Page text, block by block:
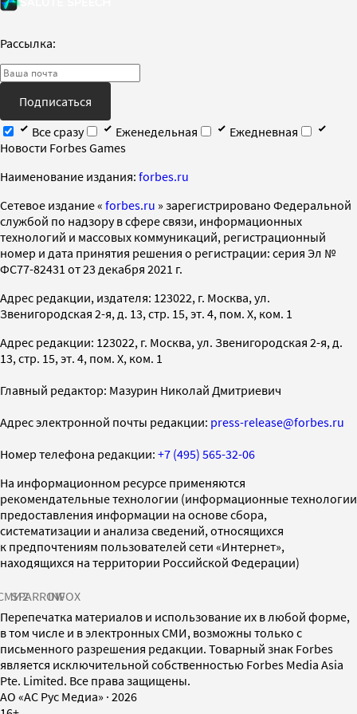
Рассылка:
Подписаться
Все сразу
Еженедельная
Ежедневная
Новости Forbes Games
Наименование издания: forbes.ru
Cетевое издание « forbes.ru » зарегистрировано Федеральной
службой по надзору в сфере связи, информационных
технологий и массовых коммуникаций, регистрационный
номер и дата принятия решения о регистрации: серия Эл №
ФС77-82431 от 23 декабря 2021 г.
Адрес редакции, издателя: 123022, г. Москва, ул.
Звенигородская 2-я, д. 13, стр. 15, эт. 4, пом. X, ком. 1
Адрес редакции: 123022, г. Москва, ул. Звенигородская 2-я, д.
13, стр. 15, эт. 4, пом. X, ком. 1
Главный редактор: Мазурин Николай Дмитриевич
Адрес электронной почты редакции: press-release@forbes.ru
Номер телефона редакции: +7 (495) 565-32-06
На информационном ресурсе применяются
рекомендательные технологии (информационные технологии
предоставления информации на основе сбора,
систематизации и анализа сведений, относящихся
к предпочтениям пользователей сети «Интернет»,
находящихся на территории Российской Федерации)
SPARROWINFOX
Перепечатка материалов и использование их в любой форме,
в том числе и в электронных СМИ, возможны только с
письменного разрешения редакции. Товарный знак Forbes
является исключительной собственностью Forbes Media Asia
Pte. Limited. Все права защищены.
AO «АС Рус Медиа» · 2026